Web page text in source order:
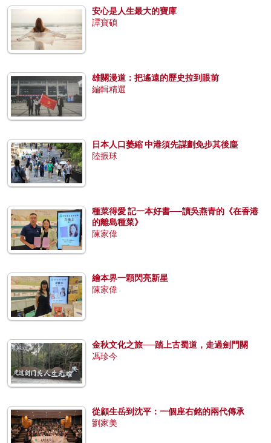
安心是人生最大的寶庫
譚寶碩
雄關漫道：把遙遠的歷史拉到眼前
編輯精選
日本人口萎縮 中港須先謀劃免步其後塵
陸振球
種菜得愛 記一本好書──讀吳燕青的《在香港
的離島種菜》
陳家偉
繪本界一顆閃亮新星
陳家偉
金秋文化之旅──踏上古蜀道，走過劍門關
馮珍今
從顧生岳到沈平：一個座右銘的兩代傳承
劉家美